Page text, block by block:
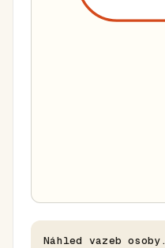
Náhled vazeb osoby.